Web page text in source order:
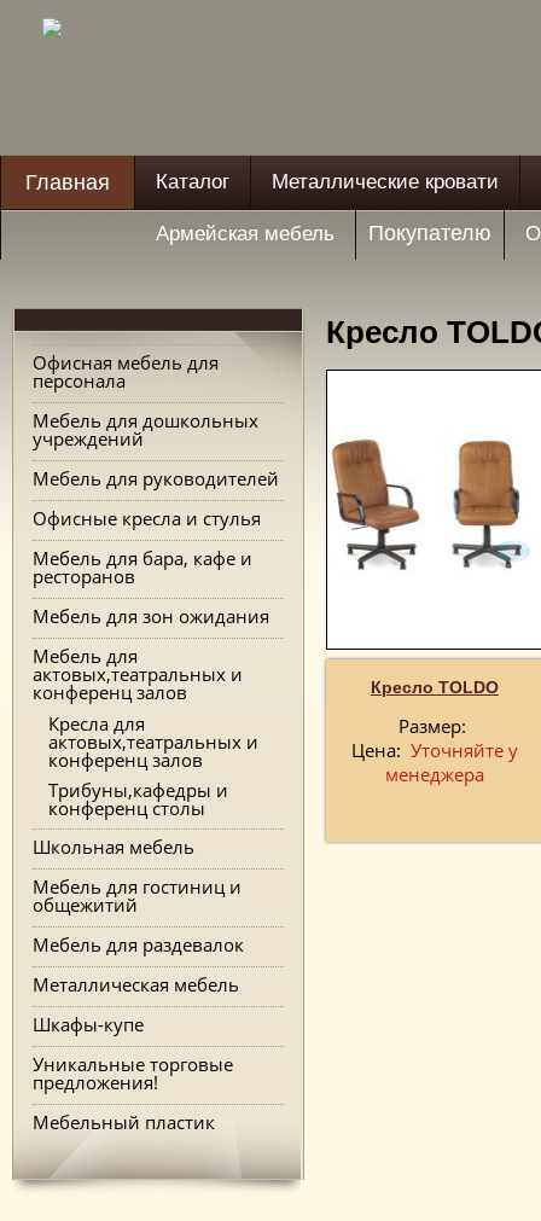
Главная Каталог Металлические кровати
Армейская мебель Покупателю
Офисная мебель для
персонала
Мебель для дошкольных
учреждений
Мебель для руководителей
Офисные кресла и стулья
Мебель для бара, кафе и
ресторанов
Мебель для зон ожидания
Мебель для
актовых,театральных и
конференц залов
Кресла для
актовых,театральных и
конференц залов
Трибуны,кафедры и
конференц столы
Школьная мебель
Мебель для гостиниц и
общежитий
Мебель для раздевалок
Металлическая мебель
Шкафы-купе
Уникальные торговые
предложения!
Мебельный пластик
Кресло
Кресло TOLDO
Размер:
Цена: Уточняйте у
менеджера